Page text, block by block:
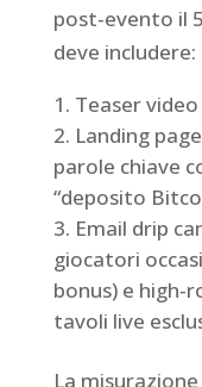
post‑evento il
deve includere:
Teaser
Landing
parole chiave
“deposito
Email drip
giocatori
bonus) e
tavoli live
La